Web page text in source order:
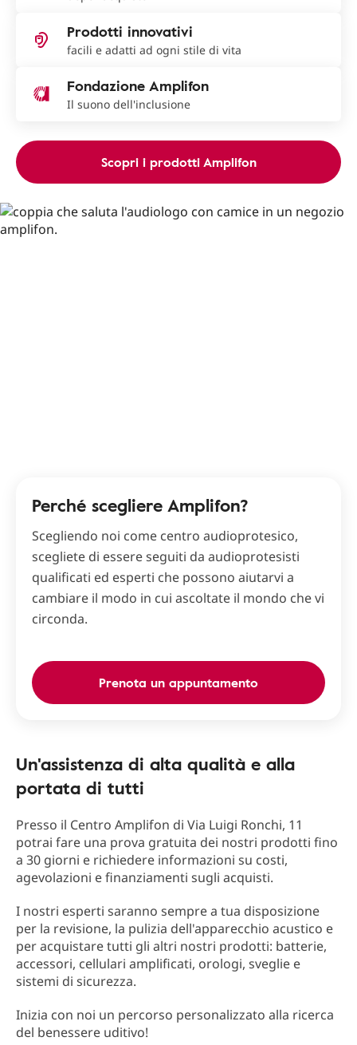
Prodotti innovativi
facili e adatti ad ogni stile di vita
Fondazione Amplifon
Il suono dell'inclusione
Scopri i prodotti Amplifon
Perché scegliere Amplifon?
Scegliendo noi come centro audioprotesico,
scegliete di essere seguiti da audioprotesisti
qualificati ed esperti che possono aiutarvi a
cambiare il modo in cui ascoltate il mondo che vi
circonda.
Prenota un appuntamento
Un'assistenza di alta qualità e alla
portata di tutti
Presso il Centro Amplifon di Via Luigi Ronchi, 11
potrai fare una prova gratuita dei nostri prodotti fino
a 30 giorni e richiedere informazioni su costi,
agevolazioni e finanziamenti sugli acquisti.
I nostri esperti saranno sempre a tua disposizione
per la revisione, la pulizia dell'apparecchio acustico e
per acquistare tutti gli altri nostri prodotti: batterie,
accessori, cellulari amplificati, orologi, sveglie e
sistemi di sicurezza.
Inizia con noi un percorso personalizzato alla ricerca
del benessere uditivo!